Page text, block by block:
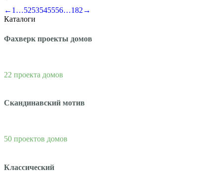
← 1 …5253545556…182 →
Каталоги
Фахверк проекты домов
22 проекта домов
Скандинавский мотив
50 проектов домов
Классический